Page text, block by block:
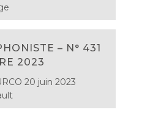
– N° 431
2023
20 juin 2023